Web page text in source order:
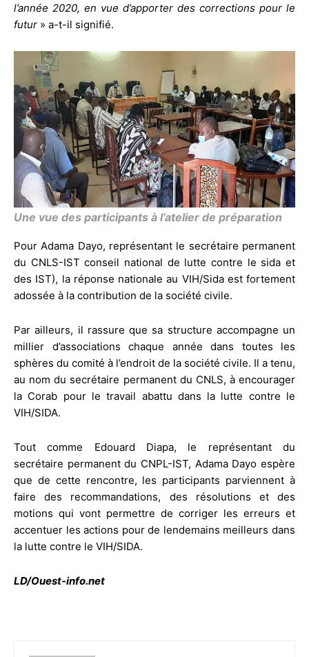
l’année 2020, en vue d’apporter des corrections pour le
futur » a-t-il signifié.
Une vue des participants à l’atelier de préparation
Pour Adama Dayo, représentant le secrétaire permanent
du CNLS-IST conseil national de lutte contre le sida et
des IST), la réponse nationale au VIH/Sida est fortement
adossée à la contribution de la société civile.
Par ailleurs, il rassure que sa structure accompagne un
millier d’associations chaque année dans toutes les
sphères du comité à l’endroit de la société civile. Il a tenu,
au nom du secrétaire permanent du CNLS, à encourager
la Corab pour le travail abattu dans la lutte contre le
VIH/SIDA.
Tout comme Edouard Diapa, le représentant du
secrétaire permanent du CNPL-IST, Adama Dayo espère
que de cette rencontre, les participants parviennent à
faire des recommandations, des résolutions et des
motions qui vont permettre de corriger les erreurs et
accentuer les actions pour de lendemains meilleurs dans
la lutte contre le VIH/SIDA.
LD/Ouest-info.net